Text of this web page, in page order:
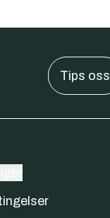
Tips oss